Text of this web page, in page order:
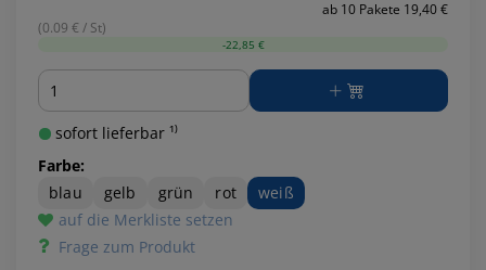
ab 10 Pakete 19,40 €
(0.09 € / St)
-22,85 €
Menge
sofort lieferbar ¹⁾
Farbe:
blau
gelb grün rot
weiß
auf die Merkliste setzen
Frage zum Produkt